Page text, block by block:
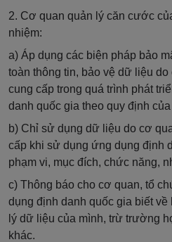
2. Cơ quan quản lý căn cước
nhiệm:
a) Áp dụng các biện pháp bảo
toàn thông tin, bảo vệ dữ liệu
cung cấp trong quá trình phát
danh quốc gia theo quy định
b) Chỉ sử dụng dữ liệu do cơ
cấp khi sử dụng ứng dụng định
phạm vi, mục đích, chức năng,
c) Thông báo cho cơ quan, tổ
dụng định danh quốc gia biết
lý dữ liệu của mình, trừ trường
khác.